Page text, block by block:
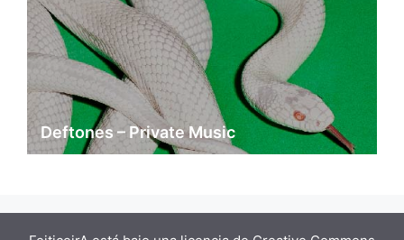
Deftones – Private Music